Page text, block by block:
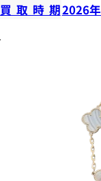
買取時期2026